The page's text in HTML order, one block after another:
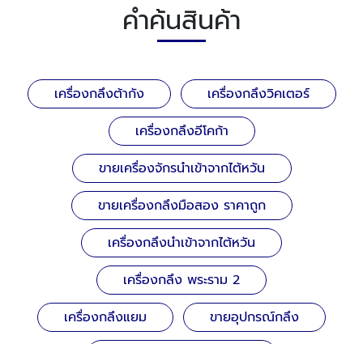
คำค้นสินค้า
เครื่องกลึงต้ากัง
เครื่องกลึงวิคเตอร์
เครื่องกลึงอีโคก้า
ขายเครื่องจักรนำเข้าจากไต้หวัน
ขายเครื่องกลึงมือสอง ราคาถูก
เครื่องกลึงนำเข้าจากไต้หวัน
เครื่องกลึง พระราม 2
เครื่องกลึงแยม
ขายอุปกรณ์กลึง